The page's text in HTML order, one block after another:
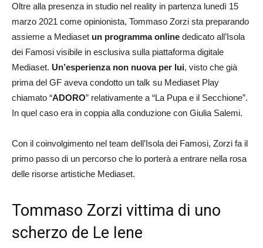
Oltre alla presenza in studio nel reality in partenza lunedì 15
marzo 2021 come opinionista, Tommaso Zorzi sta preparando
assieme a Mediaset un programma online dedicato all’Isola
dei Famosi visibile in esclusiva sulla piattaforma digitale
Mediaset. Un’esperienza non nuova per lui, visto che già
prima del GF aveva condotto un talk su Mediaset Play
chiamato “ADORO” relativamente a “La Pupa e il Secchione”.
In quel caso era in coppia alla conduzione con Giulia Salemi.
Con il coinvolgimento nel team dell’Isola dei Famosi, Zorzi fa il
primo passo di un percorso che lo porterà a entrare nella rosa
delle risorse artistiche Mediaset.
Tommaso Zorzi vittima di uno
scherzo de Le Iene